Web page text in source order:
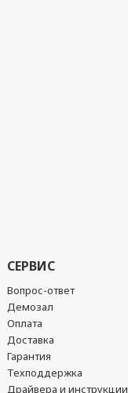
СЕРВИС
Вопрос-ответ
Демозал
Оплата
Доставка
Гарантия
Техподдержка
Драйвера и инструкции